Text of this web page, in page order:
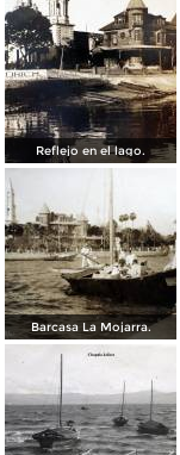
Reflejo en el lago.
Barcasa La Mojarra.